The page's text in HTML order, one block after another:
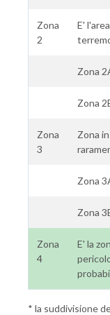
Zona
2
E'
Zona
Zona
Zona
3
Zona
Zona
Zona
Zona
4
E' la
* la suddivisione